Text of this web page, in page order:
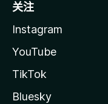
关注
Instagram
YouTube
TikTok
Bluesky